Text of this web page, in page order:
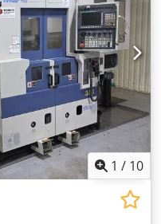
1 / 10